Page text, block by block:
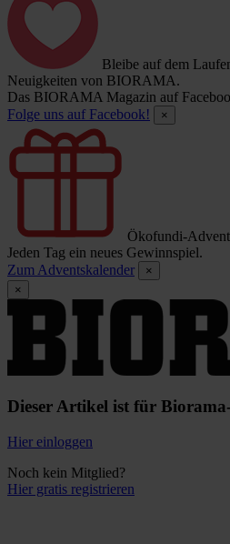
Bleibe auf dem
Neuigkeiten von BIORAMA.
Das BIORAMA Magazin auf
Folge uns auf Facebook!
×
Ökofundi-
Jeden Tag ein neues Gewinnspiel.
Zum Adventskalender
×
×
Dieser Artikel ist für
Hier einloggen
Noch kein Mitglied?
Hier gratis registrieren